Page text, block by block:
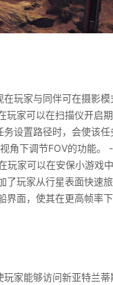
在玩家与同伴可在摄影
玩家可以在扫描仪开启
务设置路径时，会使该
角下调节FOV的功能。
玩家可以在安保小游戏
了玩家从行星表面快速
界面，使其在更高帧率下
玩家能够访问新亚特兰